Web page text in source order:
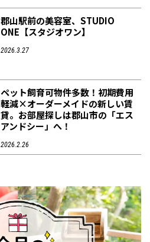
郡山駅前の美容室、STUDIO
ONE【スタジオワン】
2026.3.27
ペット飼育可物件多数！初期費用
軽減×オーダーメイドの新しい賃
貸。お部屋探しは郡山市の「エス
アンドシー」へ！
2026.2.26